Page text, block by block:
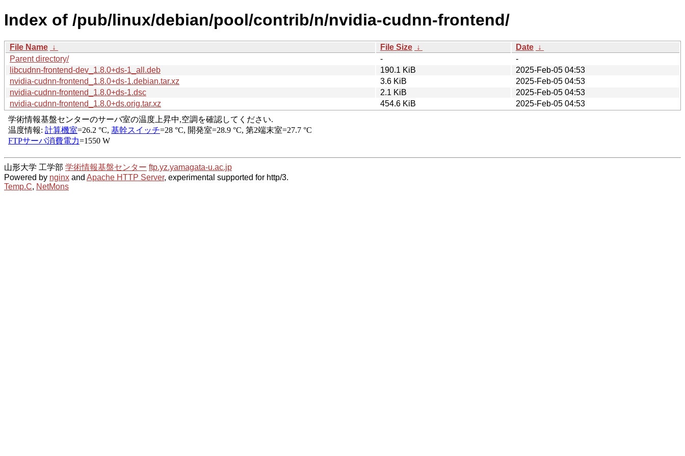
Index of /pub/linux/debian/pool/contrib/n/nvidia-cudnn-frontend/
File Name ↓ File Size ↓ Date ↓
Parent directory/
-
-
libcudnn-frontend-dev_1.8.0+ds-1_all.deb
190.1 KiB
2025-Feb-05 04:53
nvidia-cudnn-frontend_1.8.0+ds-1.debian.tar.xz
3.6 KiB
2025-Feb-05 04:53
nvidia-cudnn-frontend_1.8.0+ds-1.dsc
2.1 KiB
2025-Feb-05 04:53
nvidia-cudnn-frontend_1.8.0+ds.orig.tar.xz
454.6 KiB 2025-Feb-05 04:53
山形大学 工学部 学術情報基盤センター ftp.yz.yamagata-u.ac.jp
Powered by nginx and Apache HTTP Server, experimental supported for http/3.
Temp.C, NetMons